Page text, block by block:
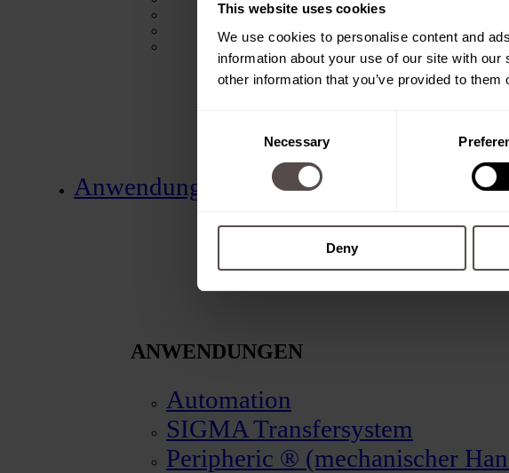
This website uses cookies
We use cookies to personalise content and
information about your use of our site with
other information that you’ve provided to
Necessary
Deny
Werkzeugmaschinen
Apparate und Instrumentenbau
Andere Anwendungen
Anwendungen
ANWENDUNGEN
Automation
SIGMA Transfersystem
Peripheric ® (mechanischer